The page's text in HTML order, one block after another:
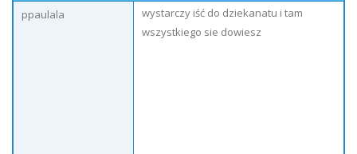
ppaulala
wystarczy iść do dziekanatu i tam
wszystkiego sie dowiesz